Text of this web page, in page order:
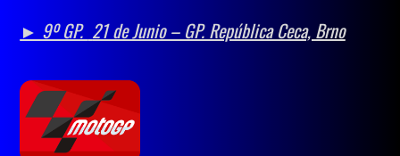
► 9º GP. 21 de Junio – GP. República Ceca, Brno